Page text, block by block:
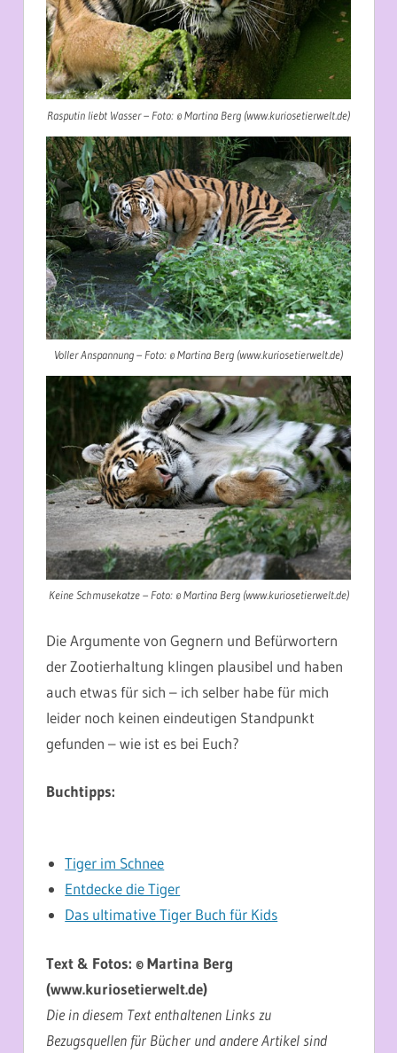
Rasputin liebt Wasser – Foto: © Martina Berg (www.kuriosetierwelt.de)
Voller Anspannung – Foto: © Martina Berg (www.kuriosetierwelt.de)
Keine Schmusekatze – Foto: © Martina Berg (www.kuriosetierwelt.de)
Die Argumente von Gegnern und Befürwortern
der Zootierhaltung klingen plausibel und haben
auch etwas für sich – ich selber habe für mich
leider noch keinen eindeutigen Standpunkt
gefunden – wie ist es bei Euch?
Buchtipps:
Tiger im Schnee
Entdecke die Tiger
Das ultimative Tiger Buch für Kids
Text & Fotos: © Martina Berg
(www.kuriosetierwelt.de)
Die in diesem Text enthaltenen Links zu
Bezugsquellen für Bücher und andere Artikel sind